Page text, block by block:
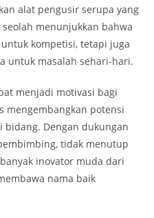
alat pengusir serupa yang
menunjukkan bahwa
kompetisi, tetapi juga
untuk masalah sehari-hari.
menjadi motivasi bagi
mengembangkan potensi
Dengan dukungan
tidak menutup
inovator muda dari
nama baik